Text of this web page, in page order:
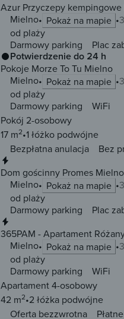
Azur Przyczepy
Mielno
Pokaż na mapie
od plaży
Darmowy parking Plac
Potwierdzenie do 24 h
Pokoje Morze To Tu Mielno
Mielno
Pokaż na mapie
od plaży
Darmowy parking
WiFi
Pokój 2-osobowy
17 m2 1 łóżko podwójne
Bezpłatna anulacja
Bez
Dom gościnny Promes Mielno
Mielno
Pokaż na mapie
od plaży
Darmowy parking Plac
365PAM - Apartament
Mielno
Pokaż na mapie
od plaży
Darmowy parking
WiFi
Apartament 4-osobowy
42 m2 2 łóżka podwójne
Oferta bezzwrotna